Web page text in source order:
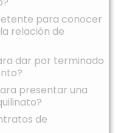
para conocer
relación de
dar por terminado
presentar una
de